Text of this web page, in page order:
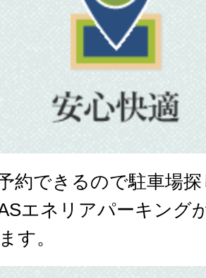
約できるので駐車場
エネリアパーキング
す。